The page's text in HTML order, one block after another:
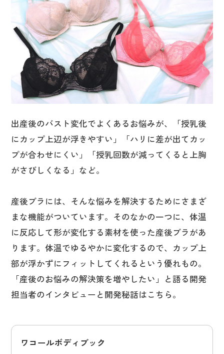
出産後のバスト変化でよくあるお悩みが、「授乳後
にカップ上辺が浮きやすい」「ハリに差が出てカッ
プが合わせにくい」「授乳回数が減ってくると上胸
がさびしくなる」など。
産後ブラには、そんな悩みを解決するためにさまざ
まな機能がついています。そのなかの一つに、体温
に反応して形が変化する素材を使った産後ブラがあ
ります。体温でゆるやかに変化するので、カップ上
部が浮かずにフィットしてくれるという優れもの。
「産後のお悩みの解決策を増やしたい」と語る開発
担当者のインタビューと開発秘話はこちら。
ワコールボディブック